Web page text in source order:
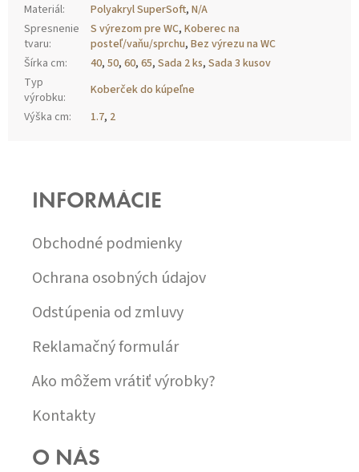
Materiál: Polyakryl SuperSoft, N/A
Spresnenie
tvaru:
S výrezom pre WC, Koberec na
posteľ/vaňu/sprchu, Bez výrezu na WC
Šírka cm: 40, 50, 60, 65, Sada 2 ks, Sada 3 kusov
Typ
výrobku:
Koberček do kúpeľne
Výška cm: 1.7, 2
INFORMÁCIE
Obchodné podmienky
Ochrana osobných údajov
Odstúpenia od zmluvy
Reklamačný formulár
Ako môžem vrátiť výrobky?
Kontakty
O NÁS